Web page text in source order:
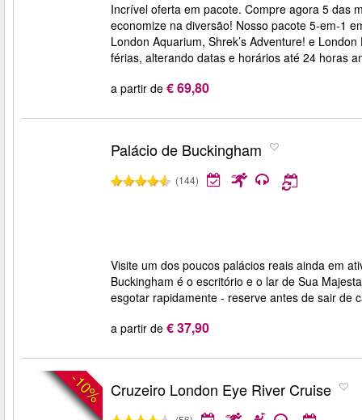
Incrível oferta em pacote. Compre agora 5 das
economize na diversão! Nosso pacote 5-em-1
London Aquarium, Shrek’s Adventure! e
férias, alterando datas e horários até 24 horas
a partir de € 69,80
Palácio de Buckingham
(144)
Visite um dos poucos palácios reais ainda em
Buckingham é o escritório e o lar de Sua
esgotar rapidamente - reserve antes de sair de
a partir de € 37,90
-10% Cruzeiro London Eye River Cruise